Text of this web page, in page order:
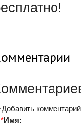
Добавить комментарий
*Имя: